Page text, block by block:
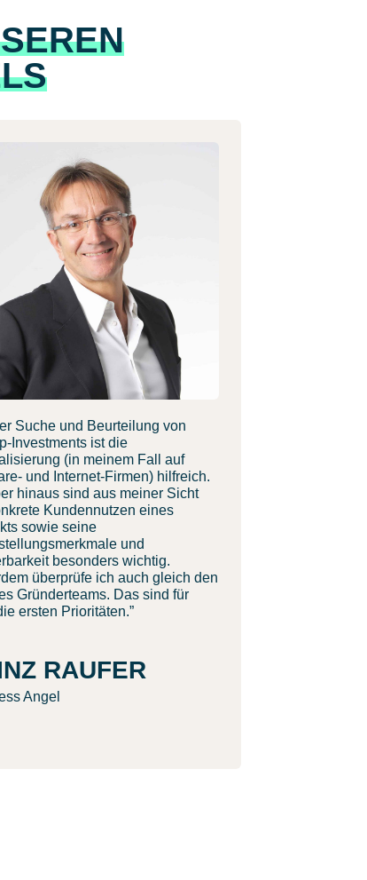
Suche und Beurteilung von
Investments ist die
(in meinem Fall auf
und Internet-Firmen) hilfreich.
hinaus sind aus meiner Sicht
Kundennutzen eines
sowie seine
und
besonders wichtig.
überprüfe ich auch gleich den
Gründerteams. Das sind für
ersten Prioritäten.”
RAUFER
Angel